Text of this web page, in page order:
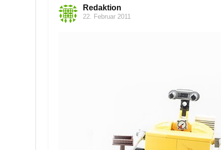
Redaktion
22. Februar 2011